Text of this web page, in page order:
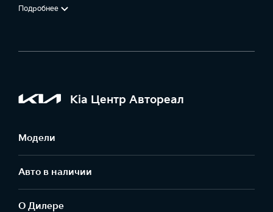
Подробнее
Kia Центр Автореал
Модели
Авто в наличии
О Дилере